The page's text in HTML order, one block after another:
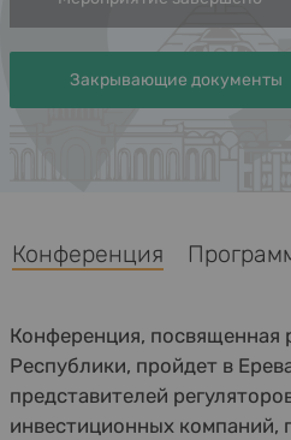
Закрывающие документы
Конференция, посвященная
Республики, пройдет в
представителей
инвестиционных компаний,